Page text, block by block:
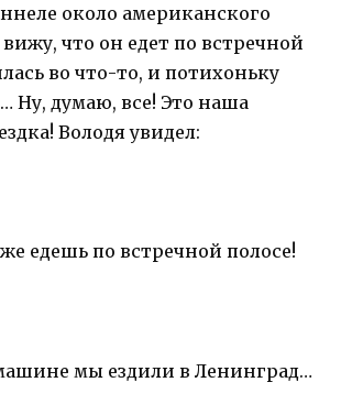
около американского
вижу, что он едет по встречной
во что-то, и потихоньку
Ну, думаю, все! Это наша
Володя увидел:
едешь по встречной полосе!
мы ездили в Ленинград…